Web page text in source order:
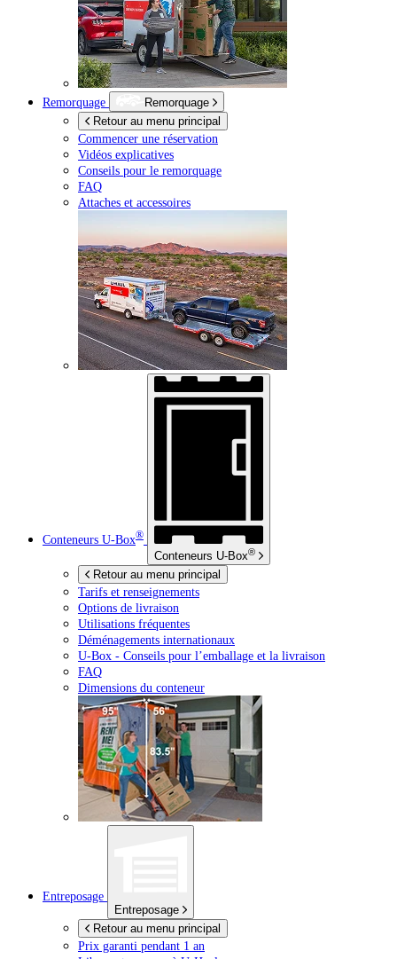
Remorquage
Remorquage
Retour au menu principal
Commencer une réservation
Vidéos explicatives
Conseils pour le remorquage
FAQ
Attaches et accessoires
Conteneurs U-Box®
Conteneurs U-Box®
Retour au menu principal
Tarifs et renseignements
Options de livraison
Utilisations fréquentes
Déménagements internationaux
U-Box - Conseils pour l’emballage et la livraison
FAQ
Dimensions du conteneur
Entreposage
Entreposage
Retour au menu principal
Prix garanti pendant 1 an